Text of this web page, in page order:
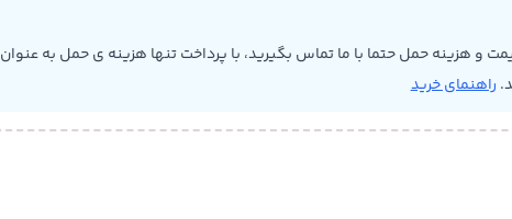
و هزینه حمل حتما با ما تماس بگیرید، با پرداخت تنها هزینه ی حمل به عنوان
راهنمای خرید